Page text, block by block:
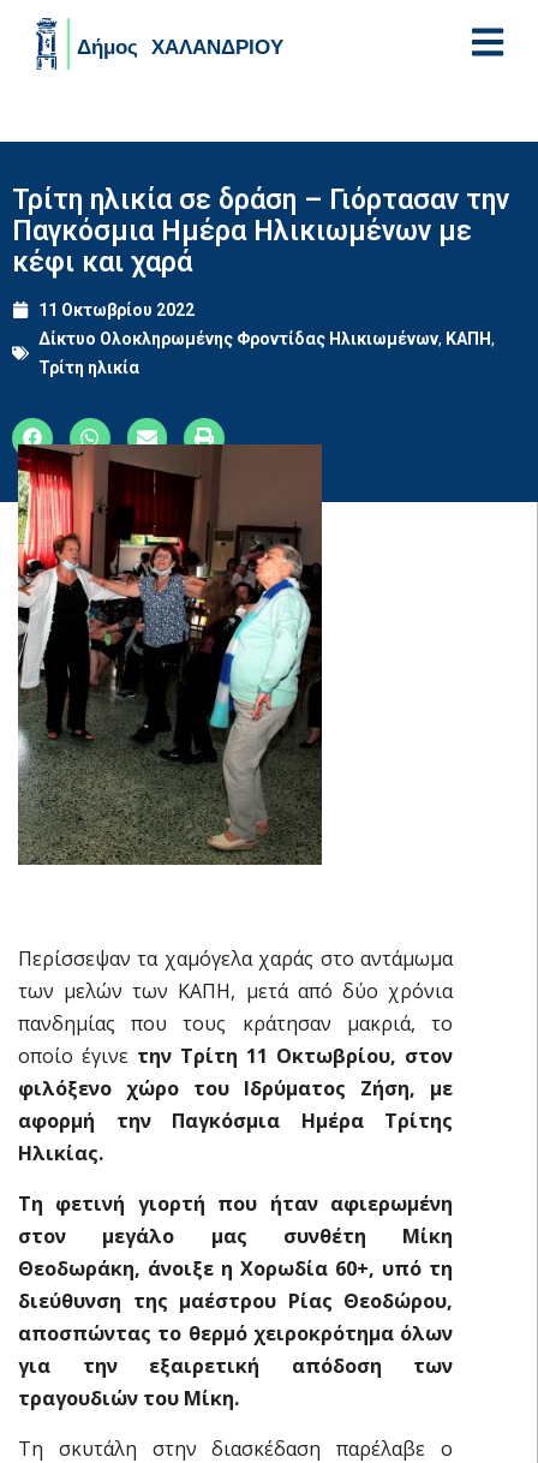
Τρίτη ηλικία σε δράση – Γιόρτασαν την
Παγκόσμια Ημέρα Ηλικιωμένων με
κέφι και χαρά
11 Οκτωβρίου 2022
Δίκτυο Ολοκληρωμένης Φροντίδας Ηλικιωμένων, ΚΑΠΗ,
Τρίτη ηλικία
Περίσσεψαν τα χαμόγελα χαράς στο αντάμωμα
των μελών των ΚΑΠΗ, μετά από δύο χρόνια
πανδημίας που τους κράτησαν μακριά, το
οποίο έγινε την Τρίτη 11 Οκτωβρίου, στον
φιλόξενο χώρο του Ιδρύματος Ζήση, με
αφορμή την Παγκόσμια Ημέρα Τρίτης
Ηλικίας.
Τη φετινή γιορτή που ήταν αφιερωμένη
στον μεγάλο μας συνθέτη Μίκη
Θεοδωράκη, άνοιξε η Χορωδία 60+, υπό τη
διεύθυνση της μαέστρου Ρίας Θεοδώρου,
αποσπώντας το θερμό χειροκρότημα όλων
για την εξαιρετική απόδοση των
τραγουδιών του Μίκη.
Τη σκυτάλη στην διασκέδαση παρέλαβε ο